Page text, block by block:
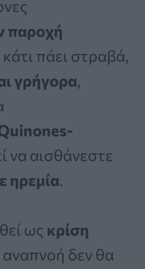
παροχή
πάει στραβά,
γρήγορα,
να αισθάνεστε
ηρεμία.
ως κρίση
αναπνοή δεν θα